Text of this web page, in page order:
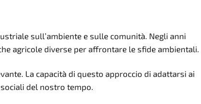
sull’ambiente e sulle comunità. Negli anni
agricole diverse per affrontare le sfide ambientali.
La capacità di questo approccio di adattarsi ai
del nostro tempo.